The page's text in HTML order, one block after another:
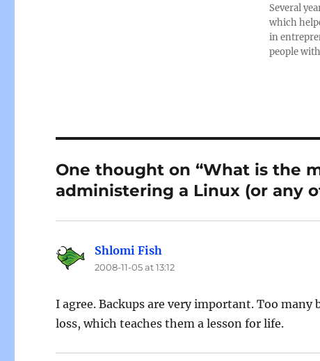
Several
which
in
people
One thought on “What is the
administering a Linux (or any
Shlomi Fish
2008-11-05 at 13:12
I agree. Backups are very important. Too
loss, which teaches them a lesson for life.